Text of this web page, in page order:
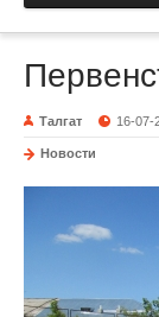
Талгат 16-07-
Новости